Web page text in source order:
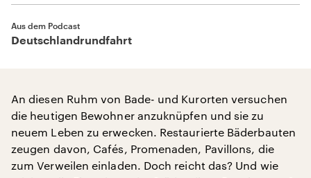
Aus dem Podcast
Deutschlandrundfahrt
An diesen Ruhm von Bade- und Kurorten versuchen
die heutigen Bewohner anzuknüpfen und sie zu
neuem Leben zu erwecken. Restaurierte Bäderbauten
zeugen davon, Cafés, Promenaden, Pavillons, die
zum Verweilen einladen. Doch reicht das? Und wie